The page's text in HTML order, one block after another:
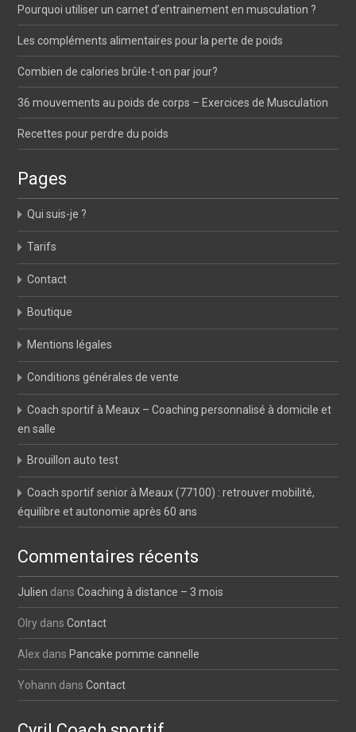
Pourquoi utiliser un carnet d’entrainement en musculation ?
Les compléments alimentaires pour la perte de poids
Combien de calories brûle-t-on par jour?
36 mouvements au poids de corps – Exercices de Musculation
Recettes pour perdre du poids
Pages
Qui suis-je ?
Tarifs
Contact
Boutique
Mentions légales
Conditions générales de vente
Coach sportif à Meaux – Coaching personnalisé à domicile et
en salle
Brouillon auto test
Coach sportif senior à Meaux (77100) : retrouver mobilité,
équilibre et autonomie après 60 ans
Commentaires récents
Julien dansCoaching à distance – 3 mois
Olry dansContact
Alex dans Pancake pomme cannelle
Yohann dansContact